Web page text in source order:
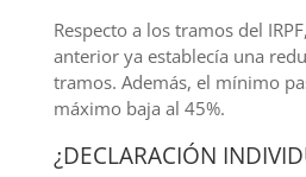
Respecto a los tramos del
anterior ya establecía una
tramos. Además, el mínimo
máximo baja al 45%.
¿DECLARACIÓN